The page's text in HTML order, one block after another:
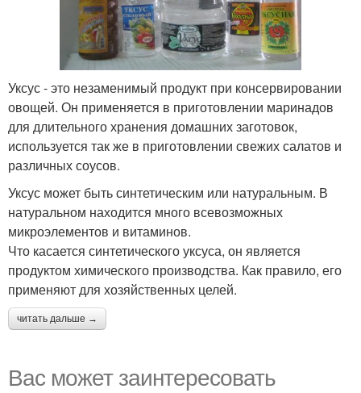
Уксус - это незаменимый продукт при консервировании
овощей. Он применяется в приготовлении маринадов
для длительного хранения домашних заготовок,
используется так же в приготовлении свежих салатов и
различных соусов.
Уксус может быть синтетическим или натуральным. В
натуральном находится много всевозможных
микроэлементов и витаминов.
Что касается синтетического уксуса, он является
продуктом химического производства. Как правило, его
применяют для хозяйственных целей.
читать дальше →
Вас может заинтересовать